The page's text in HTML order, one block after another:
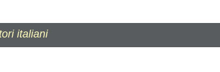
italiani